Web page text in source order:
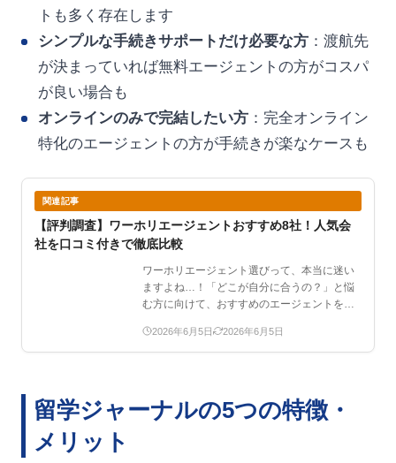
トも多く存在します
シンプルな手続きサポートだけ必要な方 ：渡航先
が決まっていれば無料エージェントの方がコスパ
が良い場合も
オンラインのみで完結したい方 ：完全オンライン
特化のエージェントの方が手続きが楽なケースも
関連記事
【評判調査】ワーホリエージェントおすすめ8社！人気会
社を口コミ付きで徹底比較
ワーホリエージェント選びって、本当に迷い
ますよね…！「どこが自分に合うの？」と悩
む方に向けて、おすすめのエージェントをま
2026年6月5日 2026年6月5日
留学ジャーナルの5つの特徴・
メリット